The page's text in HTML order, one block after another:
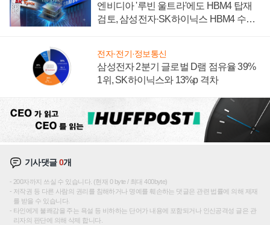
엔비디아 '루빈 울트라'에도 HBM4 탑재
검토, 삼성전자·SK하이닉스 HBM4 수율
전자·전기·정보통신
삼성전자 2분기 글로벌 D램 점유율 39%
1위, SK하이닉스와 13%p 격차
기사댓글0개
200자까지 쓰실 수 있습니다. (현재 0 byte / 최대 400byte)
저작권 등 다른 사람의 권리를 침해하거나 명예를 훼손하는 댓글은 관련 법률에 의해 제재
를 받을 수 있습니다.
타인에게 불쾌감을 주는 욕설 등 비하하는 단어가 내용에 포함되거나 인신공격성 글은 관
리자의 판단에 의해 삭제 합니다.